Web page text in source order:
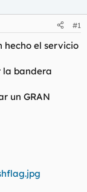
#1
hecho el servicio
la bandera
un GRAN